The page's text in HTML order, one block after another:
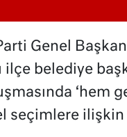
Genel
ilçe belediye
‘hem
seçimlere ilişkin